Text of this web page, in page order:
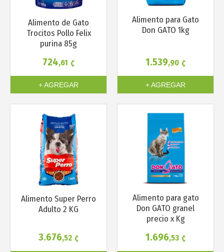
Alimento de Gato
Trocitos Pollo Felix
purina 85g
724,61 ¢
+ AGREGAR
Alimento para Gato
Don GATO 1kg
1.539,90 ¢
+ AGREGAR
Alimento Super Perro
Adulto 2 KG
3.676,52 ¢
Alimento para gato
Don GATO granel
precio x Kg
1.696,53 ¢
Más info Más info